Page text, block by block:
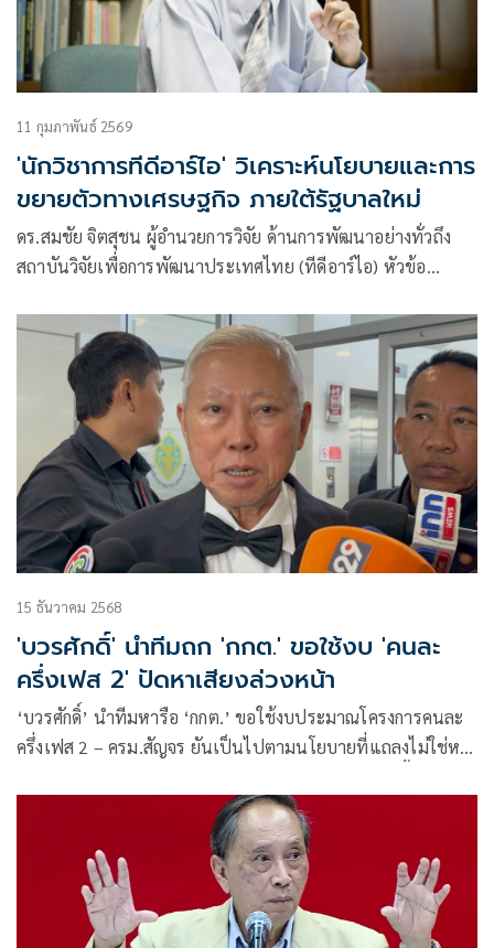
11 กุมภาพันธ์ 2569
'นักวิชาการทีดีอาร์ไอ' วิเคราะห์นโยบายและการ
ขยายตัวทางเศรษฐกิจ ภายใต้รัฐบาลใหม่
ดร.สมชัย จิตสุชน ผู้อำนวยการวิจัย ด้านการพัฒนาอย่างทั่วถึง
สถาบันวิจัยเพื่อการพัฒนาประเทศไทย (ทีดีอาร์ไอ) หัวข้อ
เนื้อหาดังนี้
15 ธันวาคม 2568
'บวรศักดิ์' นำทีมถก 'กกต.' ขอใช้งบ 'คนละ
ครึ่งเฟส 2' ปัดหาเสียงล่วงหน้า
‘บวรศักดิ์’ นำทีมหารือ ‘กกต.’ ขอใช้งบประมาณโครงการคนละ
ครึ่งเฟส 2 – ครม.สัญจร ยันเป็นไปตามนโยบายที่แถลงไม่ใช่หา